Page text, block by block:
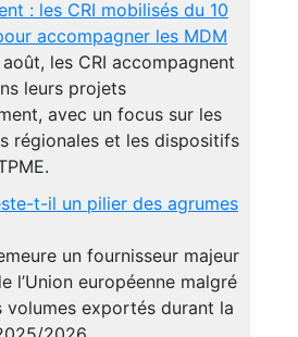
: les CRI mobilisés du 10
accompagner les MDM
août, les CRI accompagnent
leurs projets
avec un focus sur les
régionales et les dispositifs
t-il un pilier des agrumes
un fournisseur majeur
l’Union européenne malgré
volumes exportés durant la